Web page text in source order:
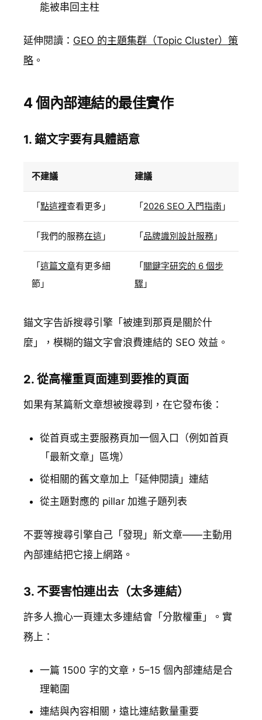
能被串回主柱
延伸閱讀： GEO 的主題集群（Topic Cluster）策
略 。
4 個內部連結的最佳實作
1. 錨文字要有具體語意
不建議 建議
「 點這裡查看更多」 「 2026 SEO 入門指南 」
「我們的服務在這 」 「 品牌識別設計服務 」
「 這篇文章有更多細
節」
「 關鍵字研究的 6 個步
驟 」
錨文字告訴搜尋引擎「被連到那頁是關於什
麼」，模糊的錨文字會浪費連結的 SEO 效益。
2. 從高權重頁面連到要推的頁面
如果有某篇新文章想被搜尋到，在它發布後：
從首頁或主要服務頁加一個入口（例如首頁
「最新文章」區塊）
從相關的舊文章加上「延伸閱讀」連結
從主題對應的 pillar 加進子題列表
不要等搜尋引擎自己「發現」新文章——主動用
內部連結把它接上網路。
3. 不要害怕連出去（太多連結）
許多人擔心一頁連太多連結會「分散權重」。實
務上：
一篇 1500 字的文章，5–15 個內部連結是合
理範圍
連結與內容相關，遠比連結數量重要